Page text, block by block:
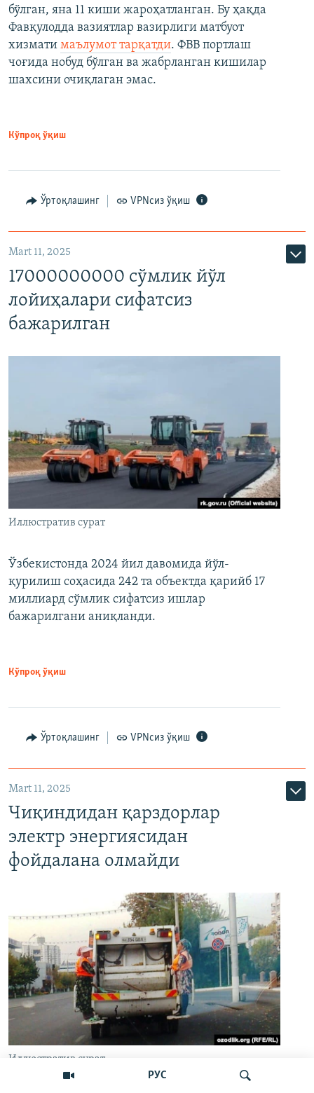
РУС
бўлган, яна 11 киши жароҳатланган. Бу ҳақда
Фавқулодда вазиятлар вазирлиги матбуот
хизмати маълумот тарқатди. ФВВ портлаш
чоғида нобуд бўлган ва жабрланган кишилар
шахсини очиқлаган эмас.
Кўпроқ ўқиш
Ўртоқлашинг VPNсиз ўқиш
Mart 11, 2025
17000000000 сўмлик йўл
лойиҳалари сифатсиз
бажарилган
Иллюстратив сурат
Ўзбекистонда 2024 йил давомида йўл-
қурилиш соҳасида 242 та объектда қарийб 17
миллиард сўмлик сифатсиз ишлар
бажарилгани аниқланди.
Кўпроқ ўқиш
Ўртоқлашинг VPNсиз ўқиш
Mart 11, 2025
Чиқиндидан қарздорлар
электр энергиясидан
фойдалана олмайди
Иллюстратив сурат